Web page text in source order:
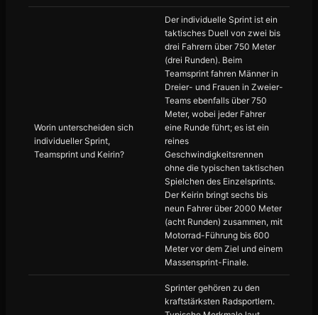
Worin unterscheiden sich
individueller Sprint,
Teamsprint und Keirin?
Der individuelle Sprint ist ein
taktisches Duell von zwei bis
drei Fahrern über 750 Meter
(drei Runden). Beim
Teamsprint fahren Männer in
Dreier- und Frauen in Zweier-
Teams ebenfalls über 750
Meter, wobei jeder Fahrer
eine Runde führt; es ist ein
reines
Geschwindigkeitsrennen
ohne die typischen taktischen
Spielchen des Einzelsprints.
Der Keirin bringt sechs bis
neun Fahrer über 2000 Meter
(acht Runden) zusammen, mit
Motorrad-Führung bis 600
Meter vor dem Ziel und einem
Massensprint-Finale.
Sprinter gehören zu den
kraftstärksten Radsportlern.